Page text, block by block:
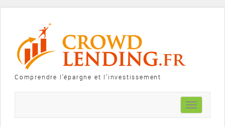
Comprendre l'épargne et l'investissement
Toggle
navigation